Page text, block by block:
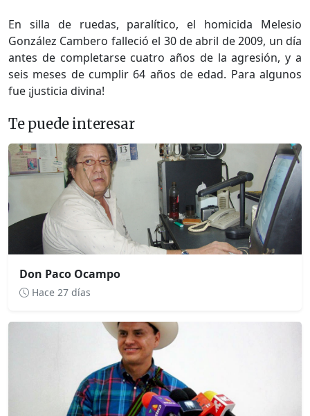
En silla de ruedas, paralítico, el homicida Melesio
González Cambero falleció el 30 de abril de 2009, un día
antes de completarse cuatro años de la agresión, y a
seis meses de cumplir 64 años de edad. Para algunos
fue ¡justicia divina!
Te puede interesar
Don Paco Ocampo
Hace 27 días